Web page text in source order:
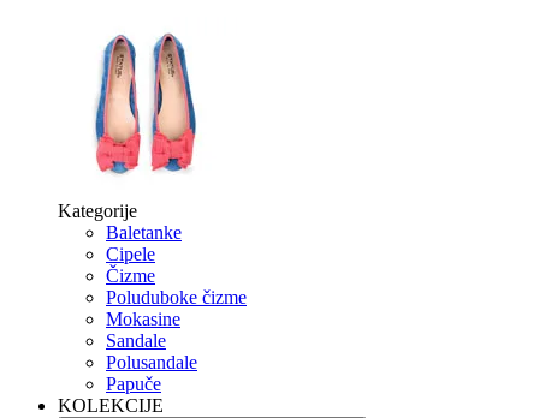
Kategorije
Baletanke
Cipele
Čizme
Poluduboke čizme
Mokasine
Sandale
Polusandale
Papuče
KOLEKCIJE